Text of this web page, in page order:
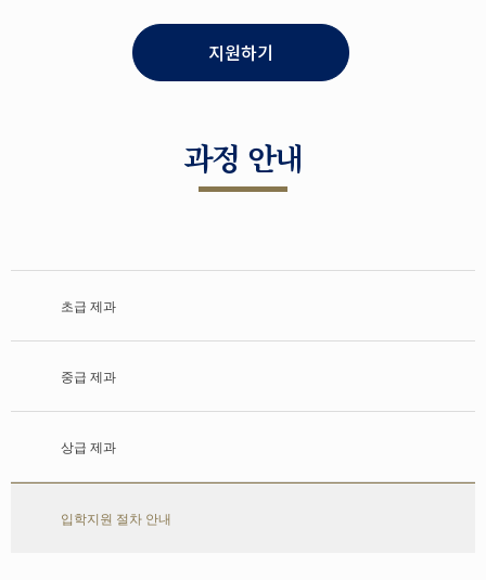
지원하기
과정 안내
초급 제과
중급 제과
상급 제과
입학지원 절차 안내